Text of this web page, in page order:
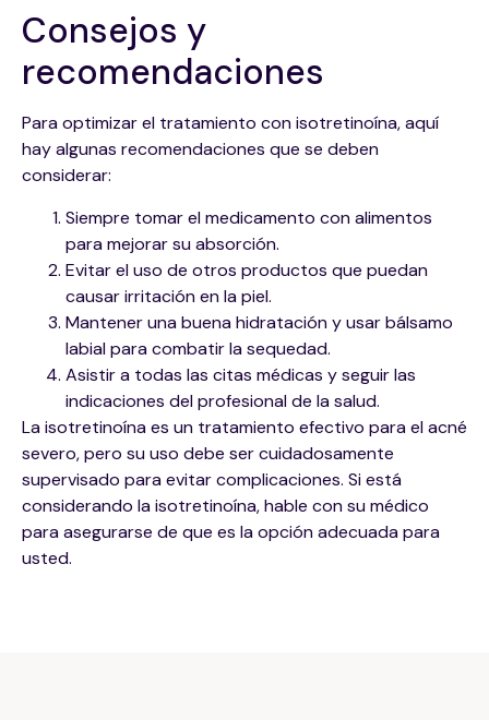
Consejos y
recomendaciones
Para optimizar el tratamiento con isotretinoína, aquí
hay algunas recomendaciones que se deben
considerar:
Siempre tomar el medicamento con alimentos
para mejorar su absorción.
Evitar el uso de otros productos que puedan
causar irritación en la piel.
Mantener una buena hidratación y usar bálsamo
labial para combatir la sequedad.
Asistir a todas las citas médicas y seguir las
indicaciones del profesional de la salud.
La isotretinoína es un tratamiento efectivo para el acné
severo, pero su uso debe ser cuidadosamente
supervisado para evitar complicaciones. Si está
considerando la isotretinoína, hable con su médico
para asegurarse de que es la opción adecuada para
usted.